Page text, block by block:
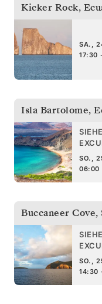
Kicker Rock,
SA.,
17:30
Isla Bartolome,
SO.,
06:00
Buccaneer Cove,
SO.,
14:30